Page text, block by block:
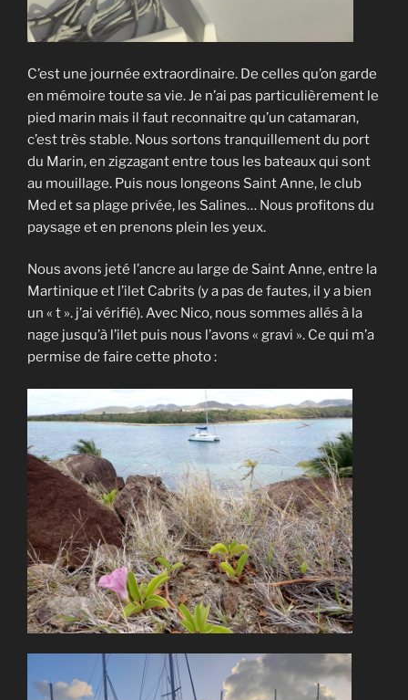
C’est une journée extraordinaire. De celles qu’on garde
en mémoire toute sa vie. Je n’ai pas particulièrement le
pied marin mais il faut reconnaitre qu’un catamaran,
c’est très stable. Nous sortons tranquillement du port
du Marin, en zigzagant entre tous les bateaux qui sont
au mouillage. Puis nous longeons Saint Anne, le club
Med et sa plage privée, les Salines… Nous profitons du
paysage et en prenons plein les yeux.
Nous avons jeté l’ancre au large de Saint Anne, entre la
Martinique et l’ilet Cabrits (y a pas de fautes, il y a bien
un « t ». j’ai vérifié). Avec Nico, nous sommes allés à la
nage jusqu’à l’ilet puis nous l’avons « gravi ». Ce qui m’a
permise de faire cette photo :